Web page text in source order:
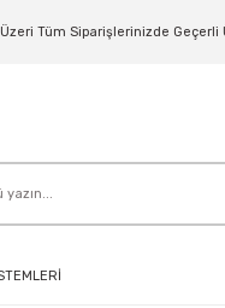
Tüm Siparişlerinizde Geçerli
Geri Dön
Geri Dön
Geri Dön
Geri Dön
Geri Dön
Geri Dön
Geri Dön
Geri Dön